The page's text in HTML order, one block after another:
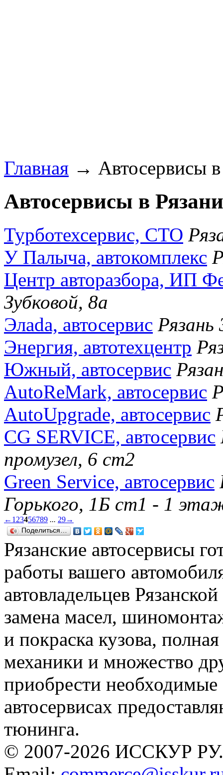
Главная → Автосервисы в
Автосервисы в
Турботехсервис, СТО
У Палыча, автокомплекс
Центр авторазбора, ИП
Зубковой, 8а
Элаdа, автосервис Рязань
Энергия, автотехцентр
Южный, автосервис
AutoReMark, автосервис
AutoUpgrade, автосервис
CG SERVICE, автосервис
промузел, 6 ст2
Green Service, автосервис
Горького, 1Б ст1 - 1
← 1 23456789 ... 29→
Поделиться…
Рязанские автосервисы
работы вашего
автовладельцев
замена масел,
и покраска кузова,
механики и множество
приобрести необходимые
автосервисах
тюнинга.
© 2007-2026 ИССКУР РУ.